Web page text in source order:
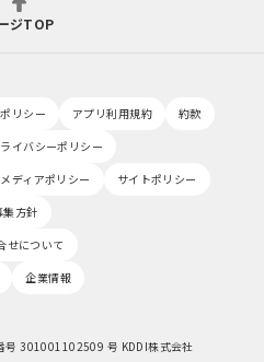
ジTOP
リシー アプリ利用規約
約款
イバシーポリシー
ディアポリシー
サイトポリシー
集方針
せについて
企業情報
号 301001102509 号 KDDI株式会社